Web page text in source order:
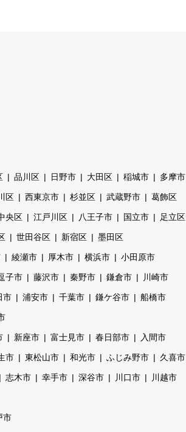
品川区 日野市 大田区 稲城市 多摩市
区 西東京市 杉並区 武蔵野市 葛飾区
央区 江戸川区 八王子市 国立市 足立区
世田谷区 新宿区 墨田区
綾瀬市 厚木市 横浜市 小田原市
子市 藤沢市 秦野市 鎌倉市 川崎市
市 浦安市 千葉市 鎌ケ谷市 船橋市
新座市 富士見市 春日部市 入間市
市 東松山市 和光市 ふじみ野市 久喜市
志木市 幸手市 深谷市 川口市 川越市
市